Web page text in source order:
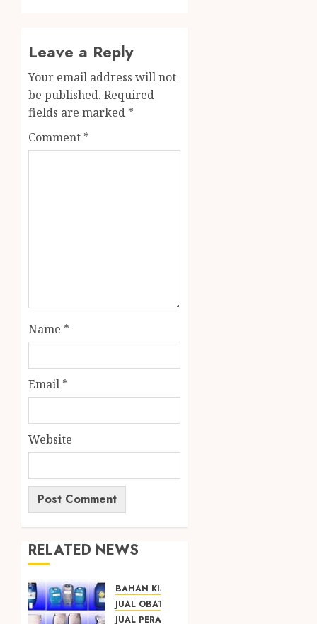
Leave a Reply
Your email address will not
be published. Required
fields are marked *
Comment *
Name *
Email *
Website
RELATED NEWS
BAHAN KIMIA
JUAL OBAT PENJERNIH KOLAM JOGJA
JUAL PERALATAN KOLAM RENANG JOGJA